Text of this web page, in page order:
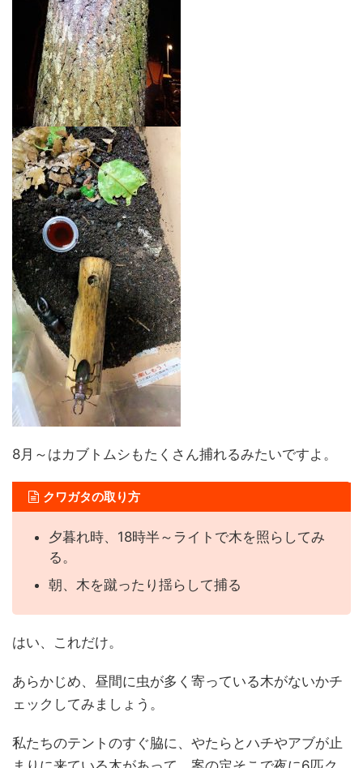
8月～はカブトムシもたくさん捕れるみたいですよ。
クワガタの取り方
夕暮れ時、18時半～ライトで木を照らしてみ
る。
朝、木を蹴ったり揺らして捕る
はい、これだけ。
あらかじめ、昼間に虫が多く寄っている木がないかチ
ェックしてみましょう。
私たちのテントのすぐ脇に、やたらとハチやアブが止